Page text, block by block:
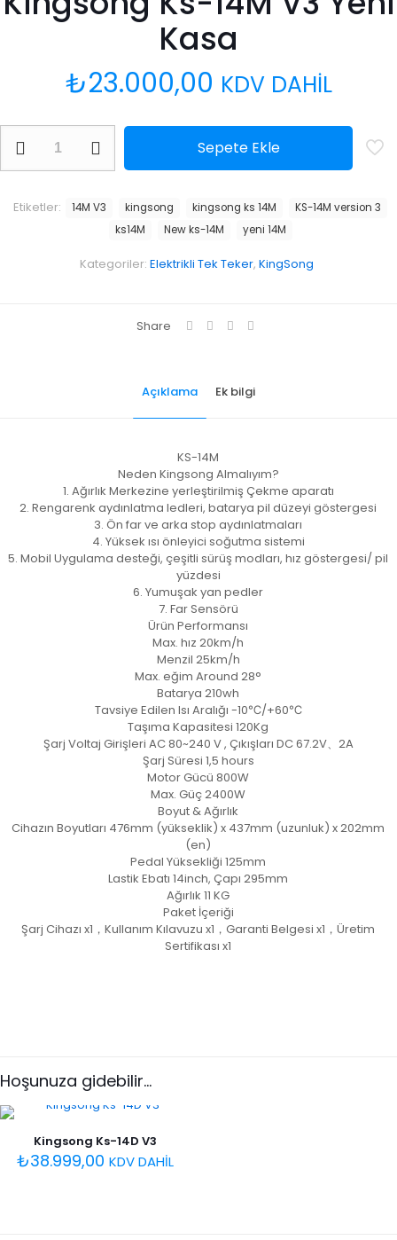
Kasa
₺23.000,00 KDV DAHİL
Ks-
14M
Yeni
Kasa
Sepete Ekle
Kategoriler: Elektrikli Tek Teker, KingSong
Etiketler: 14M V3 kingsong kingsong ks 14M
KS-14M version 3
ks14M
New ks-14M yeni 14M
Share
Açıklama Ek bilgi
KS-14M
Neden Kingsong Almalıyım?
1. Ağırlık Merkezine yerleştirilmiş Çekme aparatı
2. Rengarenk aydınlatma ledleri, batarya pil düzeyi göstergesi
3. Ön far ve arka stop aydınlatmaları
4. Yüksek ısı önleyici soğutma sistemi
5. Mobil Uygulama desteği, çeşitli sürüş modları, hız göstergesi/ pil
yüzdesi
6. Yumuşak yan pedler
7. Far Sensörü
Ürün Performansı
Max. hız 20km/h
Menzil 25km/h
Max. eğim Around 28°
Batarya 210wh
Tavsiye Edilen Isı Aralığı -10℃/+60℃
Taşıma Kapasitesi 120Kg
Şarj Voltaj Girişleri AC 80~240 V , Çıkışları DC 67.2V、2A
Şarj Süresi 1,5 hours
Motor Gücü 800W
Max. Güç 2400W
Boyut & Ağırlık
Cihazın Boyutları 476mm (yükseklik) x 437mm (uzunluk) x 202mm
(en)
Pedal Yüksekliği 125mm
Lastik Ebatı 14inch, Çapı 295mm
Ağırlık 11 KG
Paket İçeriği
Şarj Cihazı x1，Kullanım Kılavuzu x1，Garanti Belgesi x1，Üretim
Sertifikası x1
Hoşunuza gidebilir…
Kingsong Ks-14D V3
₺38.999,00 KDV DAHİL